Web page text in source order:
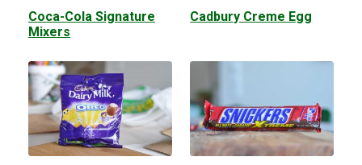
Coca-Cola Signature
Mixers
Cadbury Creme Egg